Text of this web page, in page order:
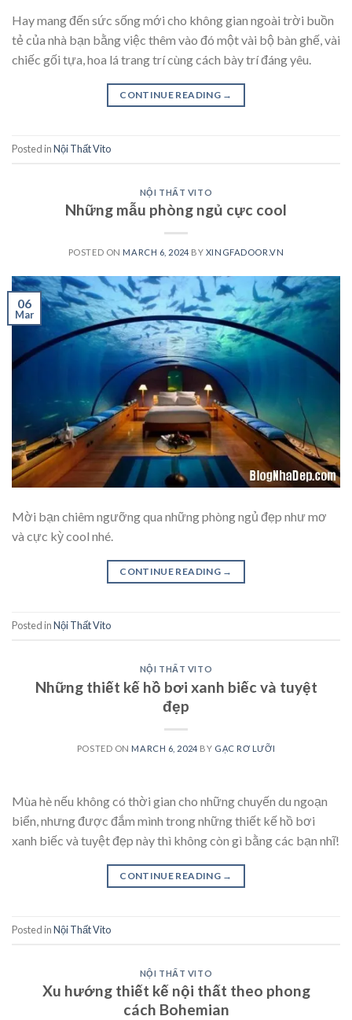
Hay mang đến sức sống mới cho không gian ngoài trời buồn
tẻ của nhà bạn bằng việc thêm vào đó một vài bộ bàn ghế, vài
chiếc gối tựa, hoa lá trang trí cùng cách bày trí đáng yêu.
CONTINUE READING →
Posted inNội Thất Vito
NỘI THẤT VITO
Những mẫu phòng ngủ cực cool
POSTED ON MARCH 6, 2024 BY XINGFADOOR.VN
06
Mar
Mời bạn chiêm ngưỡng qua những phòng ngủ đẹp như mơ
và cực kỳ cool nhé.
CONTINUE READING →
Posted inNội Thất Vito
NỘI THẤT VITO
Những thiết kế hồ bơi xanh biếc và tuyệt
đẹp
POSTED ON MARCH 6, 2024 BY GẠC RƠ LƯỠI
Mùa hè nếu không có thời gian cho những chuyến du ngoạn
biển, nhưng được đắm mình trong những thiết kế hồ bơi
xanh biếc và tuyệt đẹp này thì không còn gì bằng các bạn nhĩ!
CONTINUE READING →
Posted inNội Thất Vito
NỘI THẤT VITO
Xu hướng thiết kế nội thất theo phong
cách Bohemian